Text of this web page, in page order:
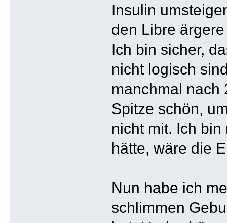
Insulin
den Libre
Ich bin sicher,
nicht logisch
manchmal nach
Spitze schön,
nicht mit. Ich
hätte, wäre die
Nun habe ich
schlimmen